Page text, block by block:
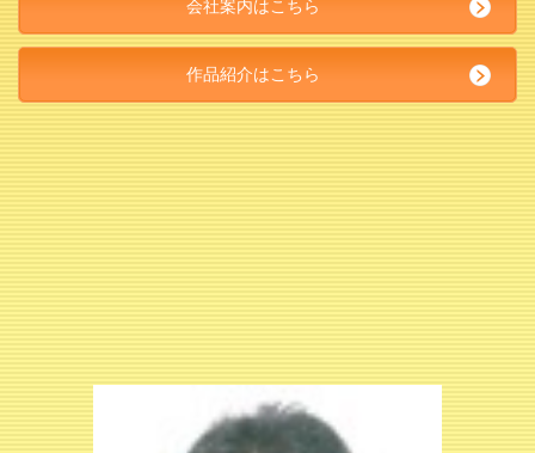
会社案内はこちら
作品紹介はこちら